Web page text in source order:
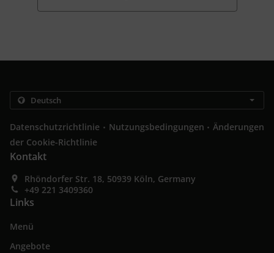
Datenschutzrichtlinie . Nutzungsbedingungen . Änderungen
der Cookie-Richtlinie
Kontakt
Rhöndorfer Str. 18, 50939 Köln, Germany
+49 221 3409360
Links
Menü
Angebote